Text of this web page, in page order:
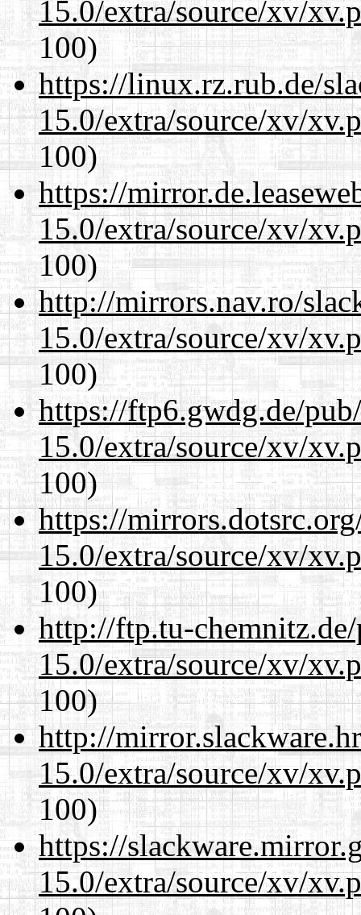
15.0/extra/source/xv/
100)
https://linux.rz.rub.de/
15.0/extra/source/xv/
100)
https://
15.0/extra/source/xv/
100)
http://mirrors.nav.ro/
15.0/extra/source/xv/
100)
https://ftp6.gwdg.de/
15.0/extra/source/xv/
100)
https://
15.0/extra/source/xv/
100)
http://ftp.tu-
15.0/extra/source/xv/
100)
http://
15.0/extra/source/xv/
100)
https://
15.0/extra/source/xv/